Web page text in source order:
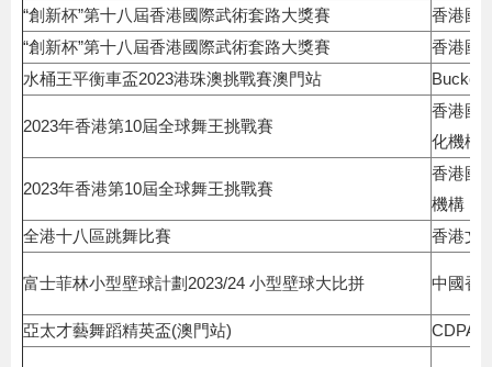
“創新杯”第十八屆香港國際武術套路大獎賽
香港國
“創新杯”第十八屆香港國際武術套路大獎賽
香港國
水桶王平衡車盃2023港珠澳挑戰賽澳門站
Bucket
2023年香港第10屆全球舞王挑戰賽
香港國
化機構
2023年香港第10屆全球舞王挑戰賽
香港國
機構
全港十八區跳舞比賽
香港文
富士菲林小型壁球計劃2023/24 小型壁球大比拼 中國香
亞太才藝舞蹈精英盃(澳門站) CDPA